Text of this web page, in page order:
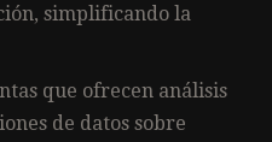
simplificando la
que ofrecen análisis
de datos sobre